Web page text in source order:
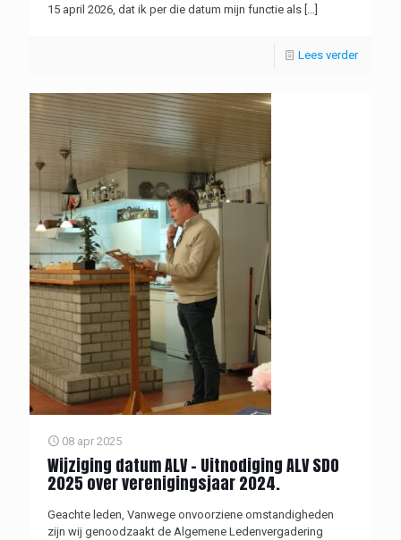
15 april 2026, dat ik per die datum mijn functie als […]
Lees verder
08 apr 2025
Wijziging datum ALV – Uitnodiging ALV SDO
2025 over verenigingsjaar 2024.
Geachte leden, Vanwege onvoorziene omstandigheden
zijn wij genoodzaakt de Algemene Ledenvergadering